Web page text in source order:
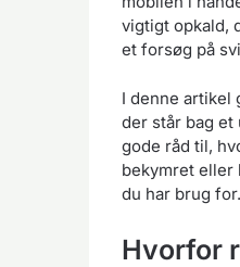
vigtigt opkald,
et forsøg på
I denne artikel
der står bag
gode råd til,
bekymret eller
du har brug for.
Hvorfor